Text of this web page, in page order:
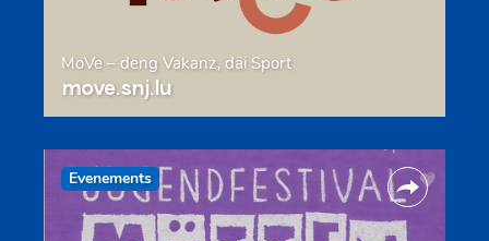
MoVe – deng Vakanz, däi Sport
move.snj.lu
Evenements